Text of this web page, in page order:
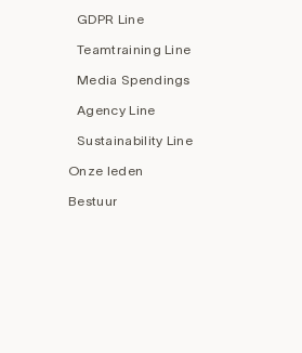
GDPR Line
Teamtraining Line
Media Spendings
Agency Line
Sustainability Line
Onze leden
Bestuur